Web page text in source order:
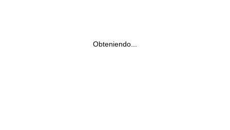
Obteniendo...